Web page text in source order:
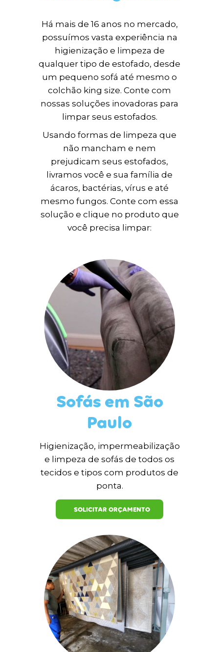
Há mais de 16 anos no mercado,
possuímos vasta experiência na
higienização e limpeza de
qualquer tipo de estofado, desde
um pequeno sofá até mesmo o
colchão king size. Conte com
nossas soluções inovadoras para
limpar seus estofados.
Usando formas de limpeza que
não mancham e nem
prejudicam seus estofados,
livramos você e sua família de
ácaros, bactérias, vírus e até
mesmo fungos. Conte com essa
solução e clique no produto que
você precisa limpar:
Sofás em São
Paulo
Higienização, impermeabilização
e limpeza de sofás de todos os
tecidos e tipos com produtos de
ponta.
SOLICITAR ORÇAMENTO